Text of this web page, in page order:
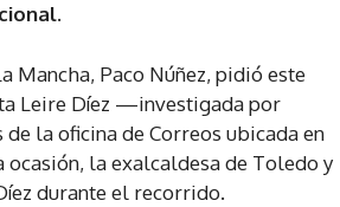
Mancha, Paco Núñez, pidió este
Leire Díez —investigada por
la oficina de Correos ubicada en
ocasión, la exalcaldesa de Toledo y
durante el recorrido.